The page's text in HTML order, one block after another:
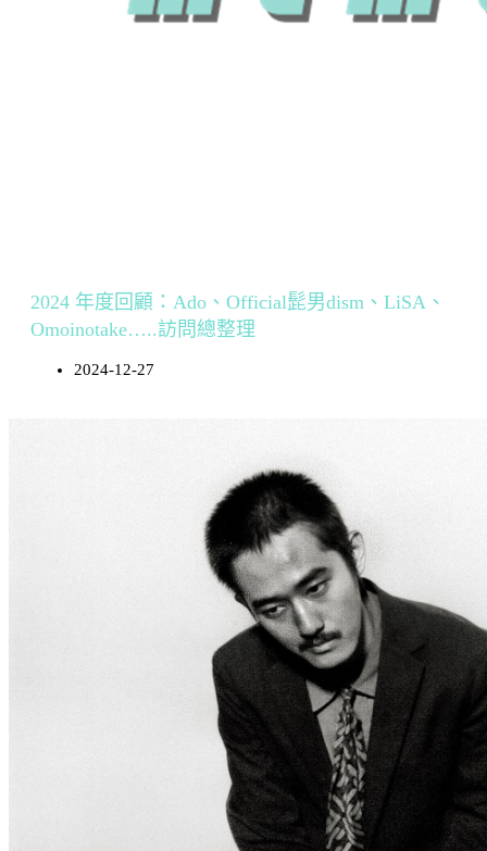
2024 年度回顧：Ado、Official髭男dism、LiSA、
Omoinotake…..訪問總整理
2024-12-27